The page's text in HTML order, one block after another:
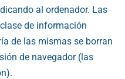
al ordenador. Las
de información
de las mismas se borran
de navegador (las